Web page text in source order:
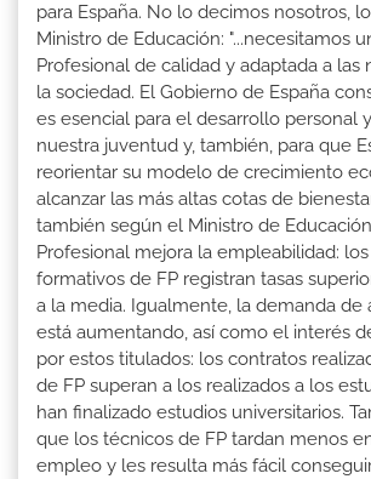
para España. No lo decimos nosotros,
Ministro de Educación: "...necesitamos
Profesional de calidad y adaptada a las
la sociedad. El Gobierno de España
es esencial para el desarrollo personal
nuestra juventud y, también, para que
reorientar su modelo de crecimiento
alcanzar las más altas cotas de
también según el Ministro de
Profesional mejora la empleabilidad:
formativos de FP registran tasas
a la media. Igualmente, la demanda de
está aumentando, así como el interés
por estos titulados: los contratos
de FP superan a los realizados a los
han finalizado estudios universitarios.
que los técnicos de FP tardan menos
empleo y les resulta más fácil